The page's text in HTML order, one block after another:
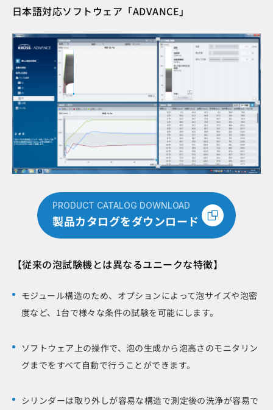
日本語対応ソフトウェア「ADVANCE」
PRODUCT CATALOG DOWNLOAD
製品カタログをダウンロード
【従来の泡試験機とは異なるユニークな特徴】
モジュール構造のため、オプションによって泡サイズや泡密
度など、1台で様々な条件の試験を可能にします。
ソフトウェア上の操作で、泡の生成から泡高さのモニタリン
グまでをすべて自動で行うことができます。
シリンダーは取り外しが容易な構造で測定後の洗浄が容易で